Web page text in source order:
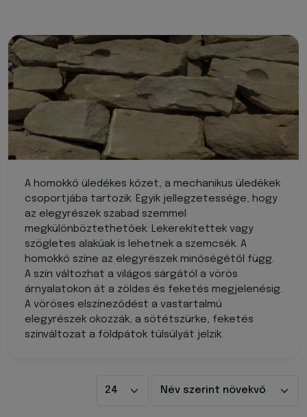
A homokkő üledékes kőzet, a mechanikus üledékek
csoportjába tartozik. Egyik jellegzetessége, hogy
az elegyrészek szabad szemmel
megkülönböztethetőek. Lekerekítettek vagy
szögletes alakúak is lehetnek a szemcsék. A
homokkő színe az elegyrészek minőségétől függ.
A szín változhat a világos sárgától a vörös
árnyalatokon át a zöldes és feketés megjelenésig.
A vöröses elszíneződést a vastartalmú
elegyrészek okozzák, a sötétszürke, feketés
színváltozat a földpátok túlsúlyát jelzik.